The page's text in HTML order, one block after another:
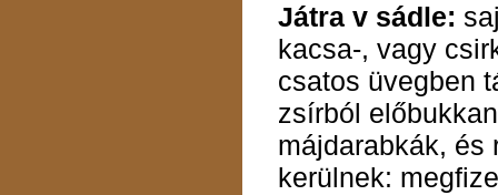
Játra v sádle:
kacsa-, vagy
csatos üvegben
zsírból
májdarabkák, és
kerülnek: